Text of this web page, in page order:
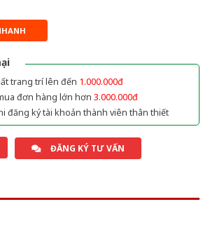
trang trí lên đến 1.000.000đ
đơn hàng lớn hơn 3.000.000đ
đăng ký tài khoản thành viên thân thiết
ĐĂNG KÝ TƯ VẤN